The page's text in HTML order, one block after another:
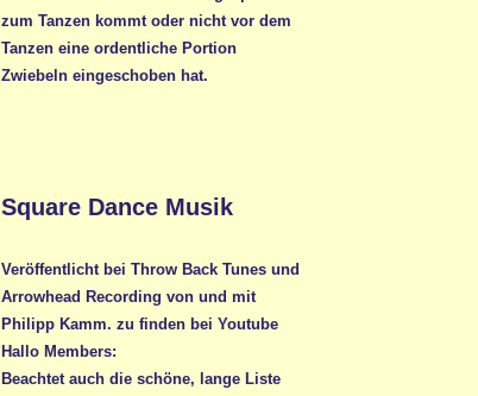
zum Tanzen kommt oder nicht vor dem
Tanzen eine ordentliche Portion
Zwiebeln eingeschoben hat.
Square Dance Musik
Veröffentlicht bei Throw Back Tunes und
Arrowhead Recording von und mit
Philipp Kamm. zu finden bei Youtube
Hallo Members:
Beachtet auch die schöne, lange Liste